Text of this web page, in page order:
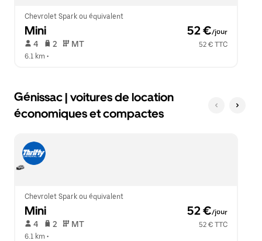
calendrier.
Chevrolet Spark ou équivalent
Mini 52 €/jour
4 2 MT
52 € TTC
6.1 km •
Génissac | voitures de location
économiques et compactes
Chevrolet Spark ou équivalent
Mini 52 €/jour
4 2 MT
52 € TTC
6.1 km •